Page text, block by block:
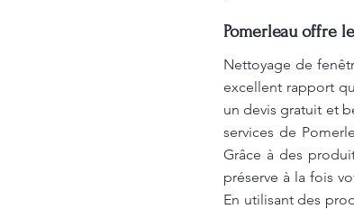
Pomerleau offre
Nettoyage de
excellent rapport
un devis gratuit et
services de
Grâce à des
préserve à la fois
En utilisant des